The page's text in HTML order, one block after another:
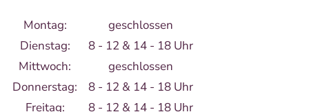
Montag:
geschlossen
Dienstag:
8 - 12 & 14 - 18 Uhr
Mittwoch:
geschlossen
Donnerstag:
8 - 12 & 14 - 18 Uhr
Freitag:
8 - 12 & 14 - 18 Uhr